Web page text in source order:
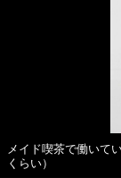
メイド喫茶で働いて
くらい）